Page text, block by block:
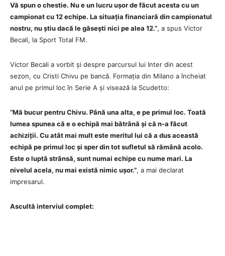
Vă spun o chestie. Nu e un lucru ușor de făcut acesta cu un
campionat cu 12 echipe. La situația financiară din campionatul
nostru, nu știu dacă le găsești nici pe alea 12.”, a spus Victor
Becali, la Sport Total FM.
Victor Becali a vorbit și despre parcursul lui Inter din acest
sezon, cu Cristi Chivu pe bancă. Formația din Milano a încheiat
anul pe primul loc în Serie A și visează la Scudetto:
“Mă bucur pentru Chivu. Până una alta, e pe primul loc. Toată
lumea spunea că e o echipă mai bătrână și că n-a făcut
achiziții. Cu atât mai mult este meritul lui că a dus această
echipă pe primul loc și sper din tot sufletul să rămână acolo.
Este o luptă strânsă, sunt numai echipe cu nume mari. La
nivelul acela, nu mai există nimic ușor.”, a mai declarat
impresarul.
Ascultă interviul complet: